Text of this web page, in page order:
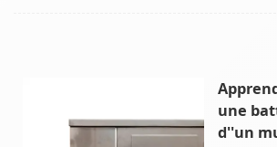
une
d''un